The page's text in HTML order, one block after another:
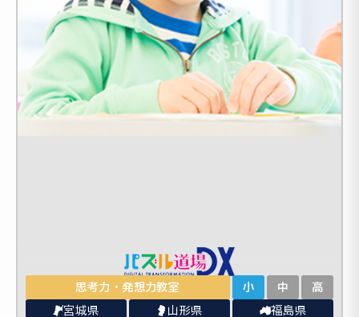
思考力・発想力教室 小 中 高
宮城県 山形県 福島県